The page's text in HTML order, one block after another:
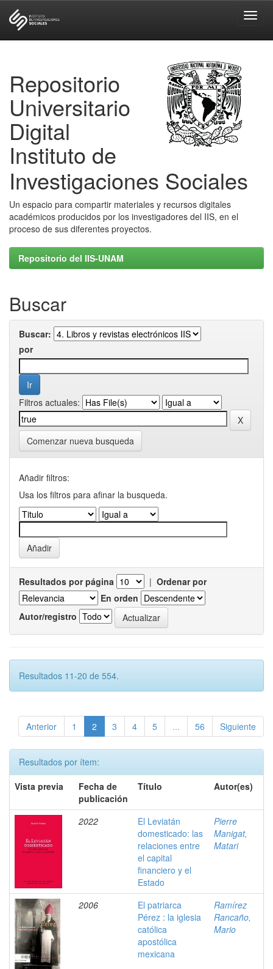
Repositorio
Universitario
Digital
Instituto de
Investigaciones Sociales
Un espacio para compartir materiales y recursos digitales
académicos producidos por los investigadores del IIS, en el
proceso de sus diferentes proyectos.
Repositorio del IIS-UNAM
Buscar
Buscar:
por
Filtros actuales:
Comenzar nueva busqueda
Añadir filtros:
Usa los filtros para afinar la busqueda.
Resultados por página | Ordenar por
En orden
Autor/registro
Resultados 11-20 de 554.
Anterior 1 2 3 4 5 ... 56 Siguiente
Resultados por ítem:
Vista previa
Fecha de
publicación
Título Autor(es)
2022
El Leviatán
domesticado: las
relaciones entre
el capital
financiero y el
Estado
Pierre
Manigat,
Matari
2006
El patriarca
Pérez : la iglesia
católica
apostólica
mexicana
Ramírez
Rancaño,
Mario